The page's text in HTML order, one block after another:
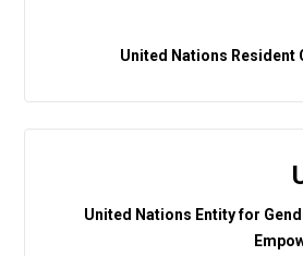
United Nations
United Nations Entity for